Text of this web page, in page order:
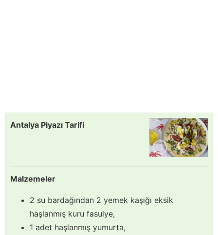
Antalya Piyazı Tarifi
Malzemeler
2 su bardağından 2 yemek kaşığı eksik
haşlanmış kuru fasulye,
1 adet haşlanmış yumurta,